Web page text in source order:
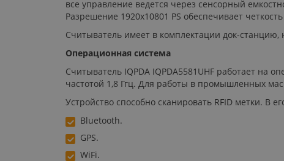
все управление ведется через сенсорный
Разрешение 1920х10801 PS обеспечивает
Считыватель имеет в комплектации док-
Операционная система
Считыватель IQPDA IQPDA5581UHF работает
частотой 1,8 Ггц. Для работы в промышленных
Устройство способно сканировать RFID метки. В
Bluetooth.
GPS.
WiFi.